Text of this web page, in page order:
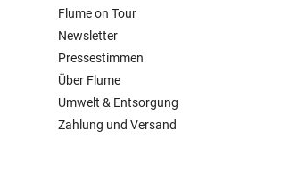
Flume on Tour
Newsletter
Pressestimmen
Über Flume
Umwelt & Entsorgung
Zahlung und Versand